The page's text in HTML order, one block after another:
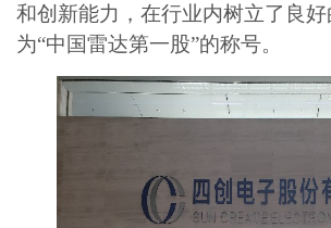
和创新能力，在行业内树立了良
为“中国雷达第一股”的称号。